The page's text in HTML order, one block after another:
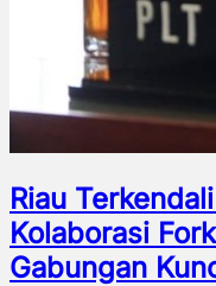
Riau
Kolaborasi
Gabungan